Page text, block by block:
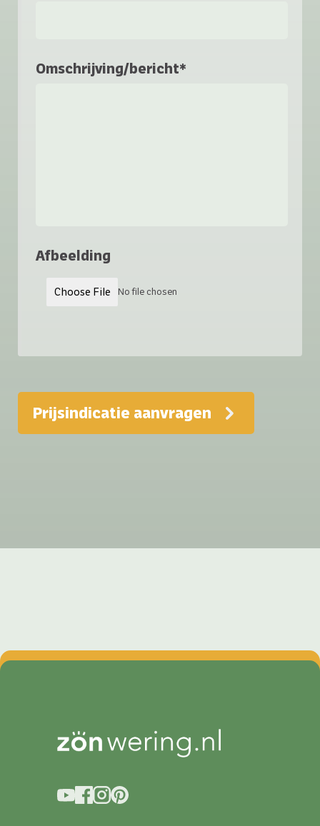
Omschrijving/bericht*
Afbeelding
Choose File No file chosen
Prijsindicatie aanvragen